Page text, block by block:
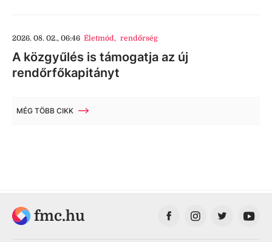
2026. 08. 02., 06:46 Életmód, rendőrség
A közgyűlés is támogatja az új
rendőrfőkapitányt
MÉG TÖBB CIKK
fmc.hu